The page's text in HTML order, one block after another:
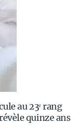
au 23ᵉ rang
quinze ans